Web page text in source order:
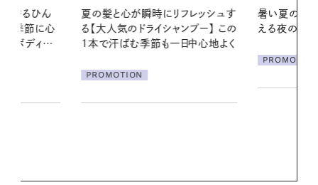
レッシュす
プー】 この
中心地よく
暑い夏のナイトルーティン。私を整
える夜の爽やかご褒美ケア
2026.07.21
発・ベーリングの